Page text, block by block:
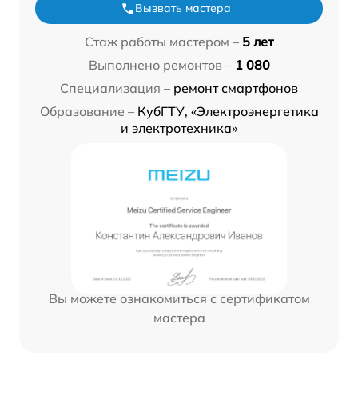
Вызвать мастера
Стаж работы мастером – 5 лет
Выполнено ремонтов – 1 080
Специализация – ремонт смартфонов
Образование – КубГТУ, «Электроэнергетика
и электротехника»
Вы можете ознакомиться с сертификатом
мастера